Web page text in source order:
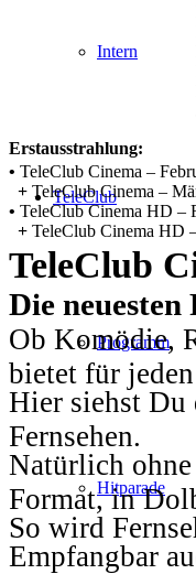
Intern
TeleClub
Programm
Hitparade
Erstausstrahlung:
• TeleClub Cinema –
+ TeleClub Cinema –
• TeleClub Cinema HD –
+ TeleClub Cinema HD
TeleClub
Die
Ob Komödie,
bietet für
Hier siehst Du
Fernsehen.
Natürlich
Format, in
So wird
Empfangbar